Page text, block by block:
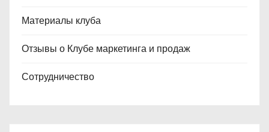
Материалы клуба
Отзывы о Клубе маркетинга и продаж
Сотрудничество